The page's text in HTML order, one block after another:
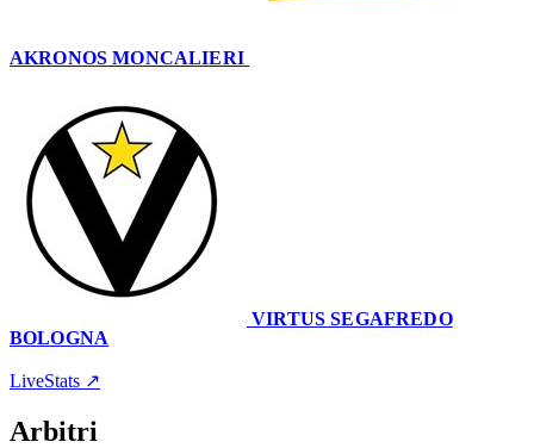
AKRONOS MONCALIERI
VIRTUS SEGAFREDO
BOLOGNA
LiveStats ↗
Arbitri